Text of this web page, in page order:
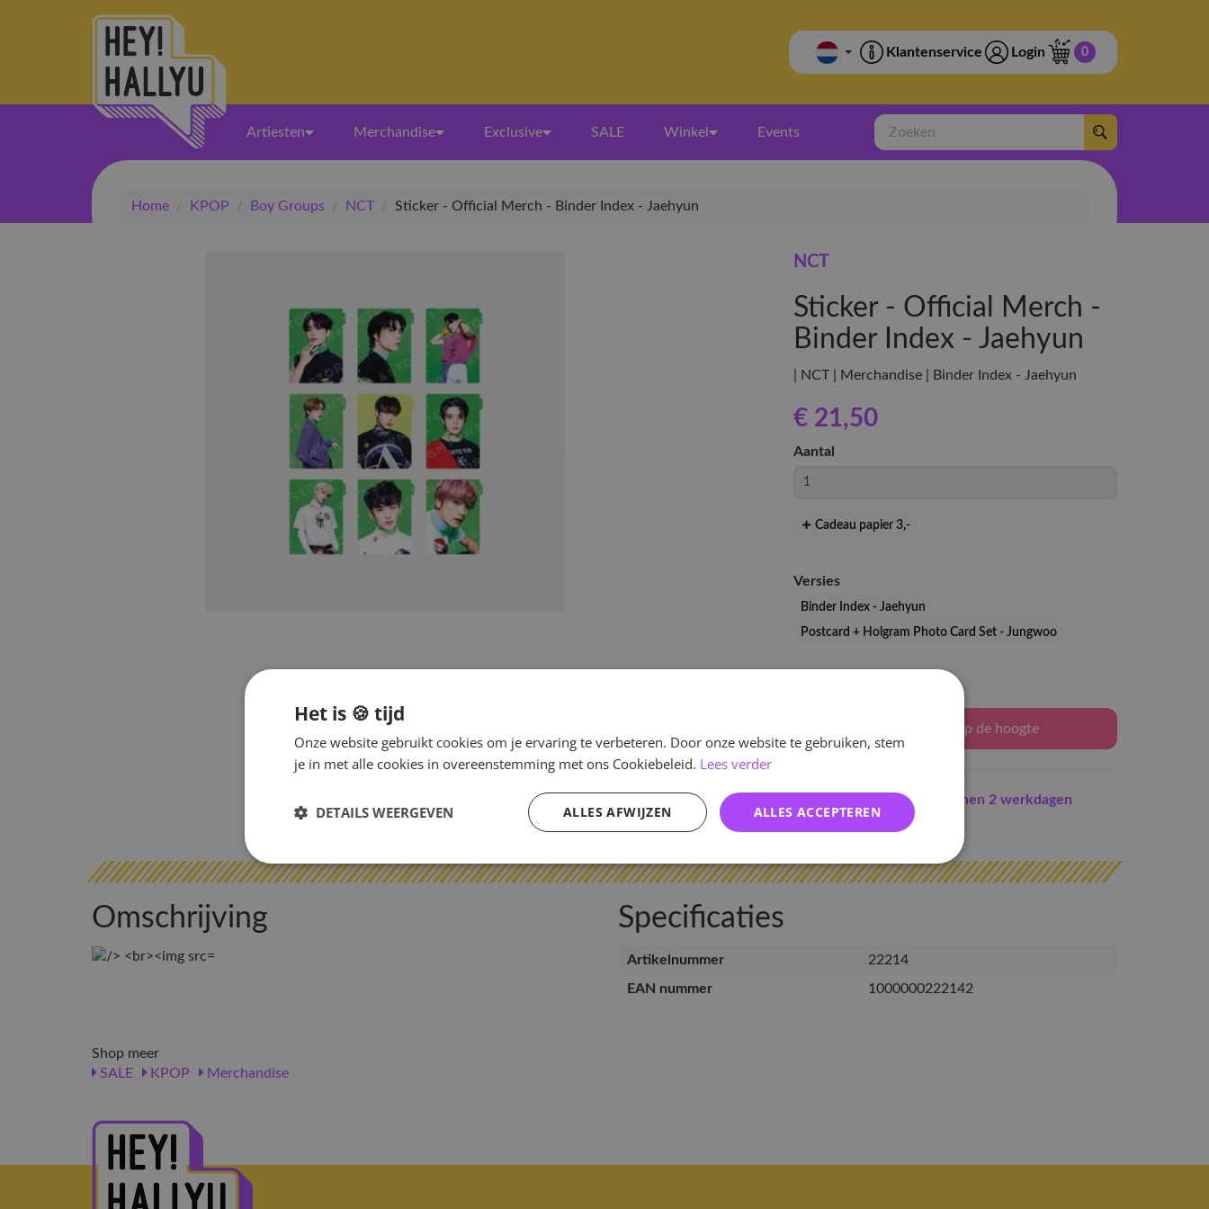
Klantenservice Login 0
Artiesten Merchandise Exclusive SALE Winkel Events
Zoeken
Home / KPOP / Boy Groups / NCT / Sticker - Official Merch - Binder Index - Jaehyun
NCT
Sticker - Official Merch -
Binder Index - Jaehyun
| NCT | Merchandise | Binder Index - Jaehyun
€ 21,50
Aantal
Cadeau papier 3,-
Versies
Binder Index - Jaehyun
Postcard + Holgram Photo Card Set - Jungwoo
Houd mij op de hoogte
Indien op voorraad
binnen 2 werkdagen
verzonden
Omschrijving Specificaties
Artikelnummer
22214
EAN nummer
1000000222142
Shop meer
SALE
KPOP Merchandise
Het is 🍪 tijd
Onze website gebruikt cookies om je ervaring te verbeteren. Door onze website te gebruiken, stem
je in met alle cookies in overeenstemming met ons Cookiebeleid. Lees verder
ALLES ACCEPTEREN
ALLES AFWIJZEN
DETAILS WEERGEVEN